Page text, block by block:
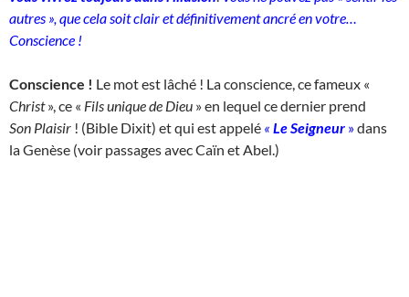
autres », que cela soit clair et définitivement ancré en votre…
Conscience !
Conscience ! Le mot est lâché ! La conscience, ce fameux «
Christ», ce « Fils unique de Dieu » en lequel ce dernier prend
Son Plaisir ! (Bible Dixit) et qui est appelé « Le Seigneur »dans
la Genèse (voir passages avec Caïn et Abel.)